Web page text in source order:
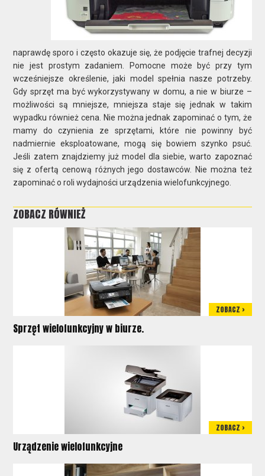
naprawdę sporo i często okazuje się, że podjęcie trafnej decyzji
nie jest prostym zadaniem. Pomocne może być przy tym
wcześniejsze określenie, jaki model spełnia nasze potrzeby.
Gdy sprzęt ma być wykorzystywany w domu, a nie w biurze –
możliwości są mniejsze, mniejsza staje się jednak w takim
wypadku również cena. Nie można jednak zapominać o tym, że
mamy do czynienia ze sprzętami, które nie powinny być
nadmiernie eksploatowane, mogą się bowiem szynko psuć.
Jeśli zatem znajdziemy już model dla siebie, warto zapoznać
się z ofertą cenową różnych jego dostawców. Nie można też
zapominać o roli wydajności urządzenia wielofunkcyjnego.
ZOBACZ RÓWNIEŻ
ZOBACZ >
Sprzęt wielofunkcyjny w biurze.
ZOBACZ >
Urządzenie wielofunkcyjne